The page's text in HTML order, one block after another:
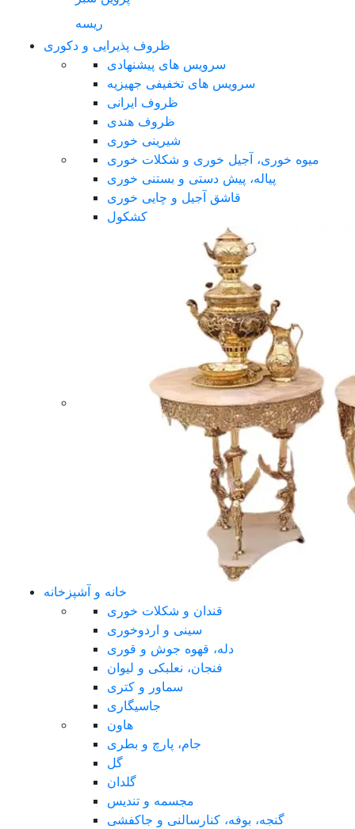
ریسه
ظروف پذیرایی و دکوری
سرویس های پیشنهادی
سرویس های تخفیفی جهیزیه
ظروف ایرانی
ظروف هندی
شیرینی خوری
میوه خوری، آجیل خوری و شکلات خوری
پیاله، پیش دستی و بستنی خوری
قاشق آجیل و چایی خوری
کشکول
خانه و آشپزخانه
قندان و شکلات خوری
سینی و اردوخوری
دله، قهوه جوش و قوری
فنجان، نعلبکی و لیوان
سماور و کتری
جاسیگاری
هاون
جام، پارچ و بطری
گل
گلدان
مجسمه و تندیس
گنجه، بوفه، کنارسالنی و جاکفشی